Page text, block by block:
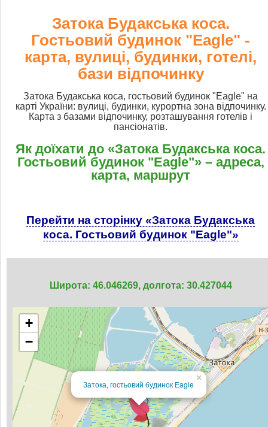
Затока Будакська коса.
Гостьовий будинок "Eagle" -
карта, вулиці, будинки, готелі,
бази відпочинку
Затока Будакська коса, гостьовий будинок "Eagle" на
карті України: вулиці, будинки, курортна зона відпочинку.
Карта з базами відпочинку, розташування готелів і
пансіонатів.
Як доїхати до «Затока Будакська коса.
Гостьовий будинок "Eagle"» – адреса,
карта, маршрут
Перейти на сторінку «Затока Будакська
коса. Гостьовий будинок "Eagle"»
Широта: 46.046269, долгота: 30.427044
Затока, гостьовий будинок Eagle
×
+
−